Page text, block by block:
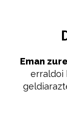
Eman
erraldoi